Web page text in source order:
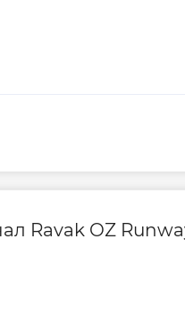
Ravak OZ